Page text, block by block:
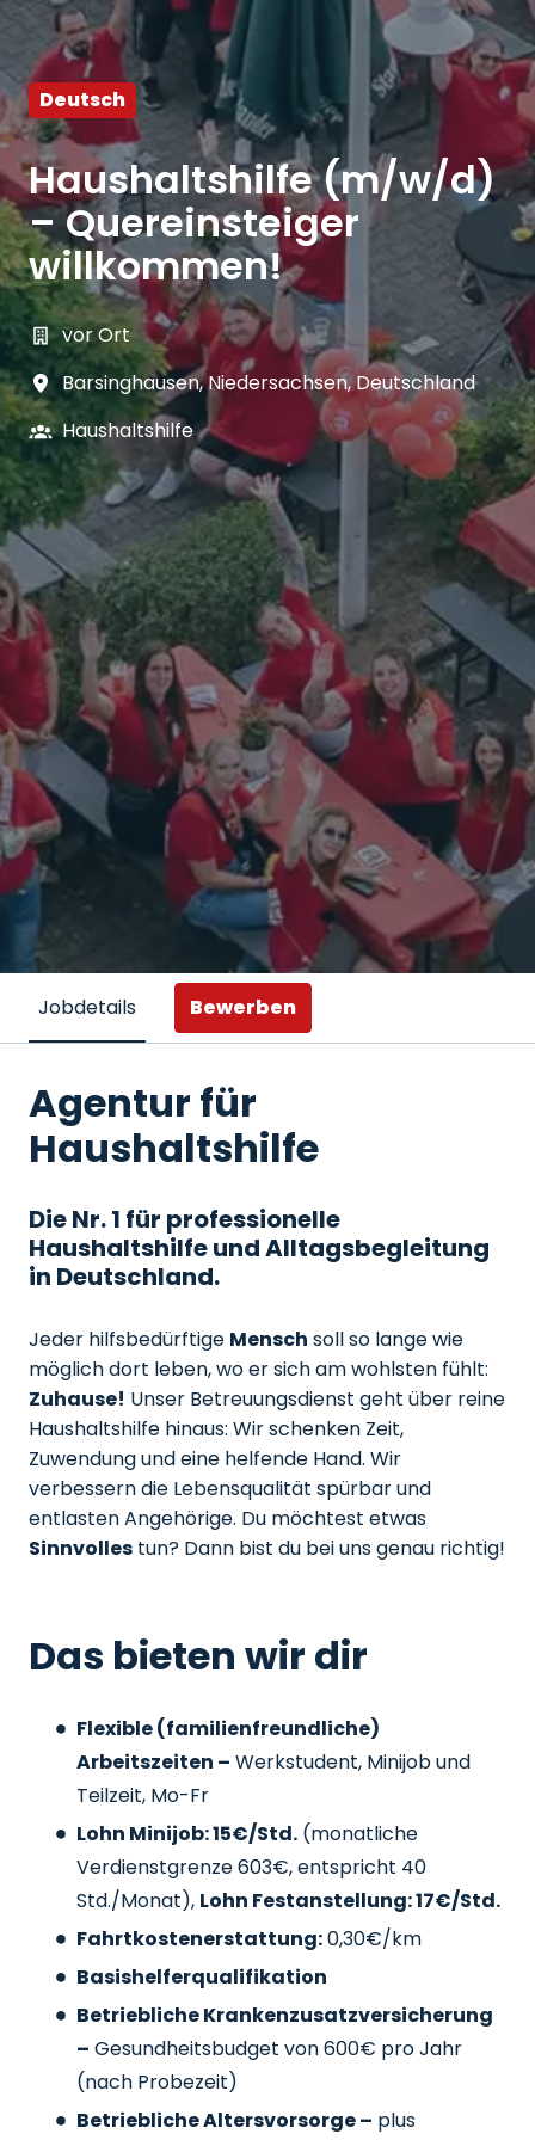
Deutsch
Haushaltshilfe (m/w/d)
– Quereinsteiger
willkommen!
vor Ort
Barsinghausen,Niedersachsen,Deutschland
Haushaltshilfe
Jobdetails Bewerben
Agentur für
Haushaltshilfe
Die Nr. 1 für professionelle
Haushaltshilfe und Alltagsbegleitung
in Deutschland.
Jeder hilfsbedürftige Mensch soll so lange wie
möglich dort leben, wo er sich am wohlsten fühlt:
Zuhause! Unser Betreuungsdienst geht über reine
Haushaltshilfe hinaus: Wir schenken Zeit,
Zuwendung und eine helfende Hand. Wir
verbessern die Lebensqualität spürbar und
entlasten Angehörige. Du möchtest etwas
Sinnvolles tun? Dann bist du bei uns genau richtig!
Das bieten wir dir
Flexible (familienfreundliche)
Arbeitszeiten – Werkstudent, Minijob und
Teilzeit, Mo-Fr
Lohn Minijob: 15€/Std. (monatliche
Verdienstgrenze 603€, entspricht 40
Std./Monat), Lohn Festanstellung: 17€/Std.
Fahrtkostenerstattung:0,30€/km
Basishelferqualifikation
Betriebliche Krankenzusatzversicherung
– Gesundheitsbudget von 600€ pro Jahr
(nach Probezeit)
Betriebliche Altersvorsorge – plus